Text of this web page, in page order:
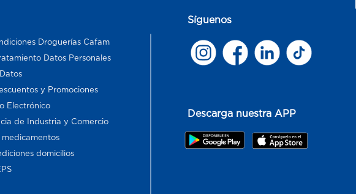
Droguerías Cafam
Datos Personales
y Promociones
Electrónico
de Industria y Comercio
domicilios
Síguenos
Descarga nuestra APP